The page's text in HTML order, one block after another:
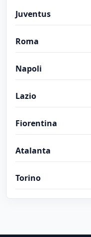
Juventus
Roma
Napoli
Lazio
Fiorentina
Atalanta
Torino